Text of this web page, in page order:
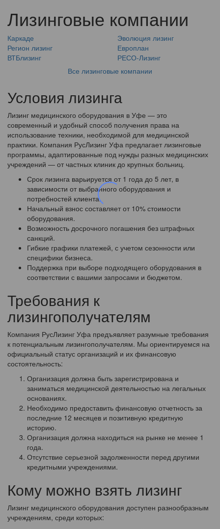
Лизинговые компании
Каркаде
Эволюция лизинг
Регион лизинг
Европлан
ВТБлизинг
РЕСО-Лизинг
Все лизинговые компании
Условия лизинга
Лизинг медицинского оборудования в Уфе — это
современный и удобный способ получения права на
использование техники, необходимой для медицинской
практики. Компания РусЛизинг Уфа предлагает лизинговые
программы, адаптированные под нужды разных медицинских
учреждений — от частных клиник до крупных больниц.
Срок лизинга варьируется от 1 года до 5 лет, в
зависимости от выбранного оборудования и
потребностей клиента.
Начальный взнос составляет от 10% стоимости
оборудования.
Возможность досрочного погашения без штрафных
санкций.
Гибкие графики платежей, с учетом сезонности или
специфики бизнеса.
Поддержка при выборе подходящего оборудования в
соответствии с вашими запросами и бюджетом.
Требования к
лизингополучателям
Компания РусЛизинг Уфа предъявляет разумные требования
к потенциальным лизингополучателям. Мы ориентируемся на
официальный статус организаций и их финансовую
состоятельность:
Организация должна быть зарегистрирована и
заниматься медицинской деятельностью на легальных
основаниях.
Необходимо предоставить финансовую отчетность за
последние 12 месяцев и позитивную кредитную
историю.
Организация должна находиться на рынке не менее 1
года.
Отсутствие серьезной задолженности перед другими
кредитными учреждениями.
Кому можно взять лизинг
Лизинг медицинского оборудования доступен разнообразным
учреждениям, среди которых: